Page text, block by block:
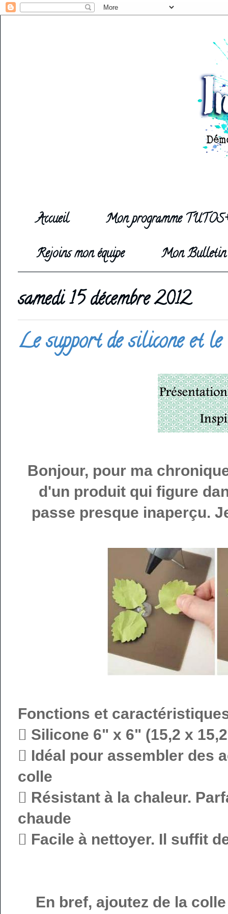
Accueil
Mon programme
Rejoins mon équipe
Mon
samedi 15 décembre 2012
Le support de silicone et
Bonjour, pour ma
d'un produit qui figure
passe presque inaperçu.
Fonctions et
 Silicone 6" x 6" (15,2 x
 Idéal pour assembler des
colle
 Résistant à la chaleur.
chaude
 Facile à nettoyer. Il suffit
En bref, ajoutez de la